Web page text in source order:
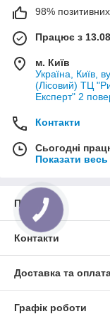
98% позитивних
Працює з
м. Київ
Україна, Київ,
(Лісовий) ТЦ
Експерт" 2
Контакти
Сьогодні
Показати
Про нас
Контакти
Доставка та
Графік роботи
КНОПКА
ЗВ'ЯЗКУ